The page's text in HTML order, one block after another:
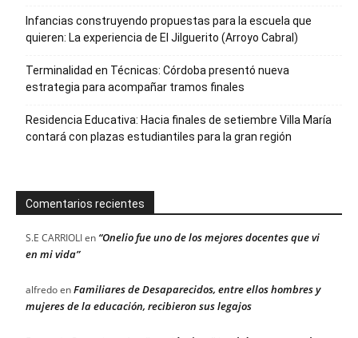
Infancias construyendo propuestas para la escuela que
quieren: La experiencia de El Jilguerito (Arroyo Cabral)
Terminalidad en Técnicas: Córdoba presentó nueva
estrategia para acompañar tramos finales
Residencia Educativa: Hacia finales de setiembre Villa María
contará con plazas estudiantiles para la gran región
Comentarios recientes
S.E CARRIOLIen “Onelio fue uno de los mejores docentes que vi
en mi vida”
alfredoenFamiliares de Desaparecidos, entre ellos hombres y
mujeres de la educación, recibieron sus legajos